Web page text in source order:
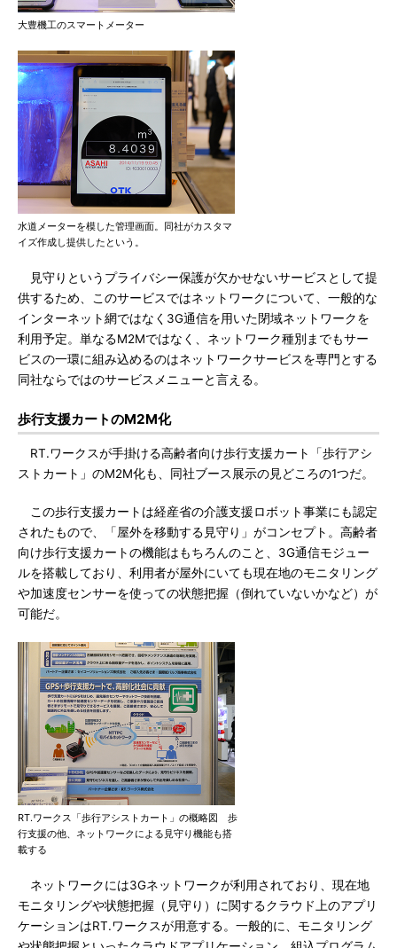
大豊機工のスマートメーター
水道メーターを模した管理画面。同社がカスタマ
イズ作成し提供したという。
見守りというプライバシー保護が欠かせないサービスとして提
供するため、このサービスではネットワークについて、一般的な
インターネット網ではなく3G通信を用いた閉域ネットワークを
利用予定。単なるM2Mではなく、ネットワーク種別までもサー
ビスの一環に組み込めるのはネットワークサービスを専門とする
同社ならではのサービスメニューと言える。
歩行支援カートのM2M化
RT.ワークスが手掛ける高齢者向け歩行支援カート「歩行アシ
ストカート」のM2M化も、同社ブース展示の見どころの1つだ。
この歩行支援カートは経産省の介護支援ロボット事業にも認定
されたもので、「屋外を移動する見守り」がコンセプト。高齢者
向け歩行支援カートの機能はもちろんのこと、3G通信モジュー
ルを搭載しており、利用者が屋外にいても現在地のモニタリング
や加速度センサーを使っての状態把握（倒れていないかなど）が
可能だ。
RT.ワークス「歩行アシストカート」の概略図 歩
行支援の他、ネットワークによる見守り機能も搭
載する
ネットワークには3Gネットワークが利用されており、現在地
モニタリングや状態把握（見守り）に関するクラウド上のアプリ
ケーションはRT.ワークスが用意する。一般的に、モニタリング